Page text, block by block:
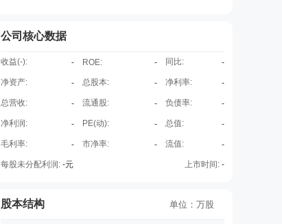
公司核心数据
收益(-): - ROE: - 同比: -
净资产: - 总股本: - 净利率: -
总营收: - 流通股: - 负债率: -
净利润: - PE(动): - 总值: -
毛利率: - 市净率: - 流值: -
每股未分配利润: -元 上市时间: -
股本结构 单位：万股